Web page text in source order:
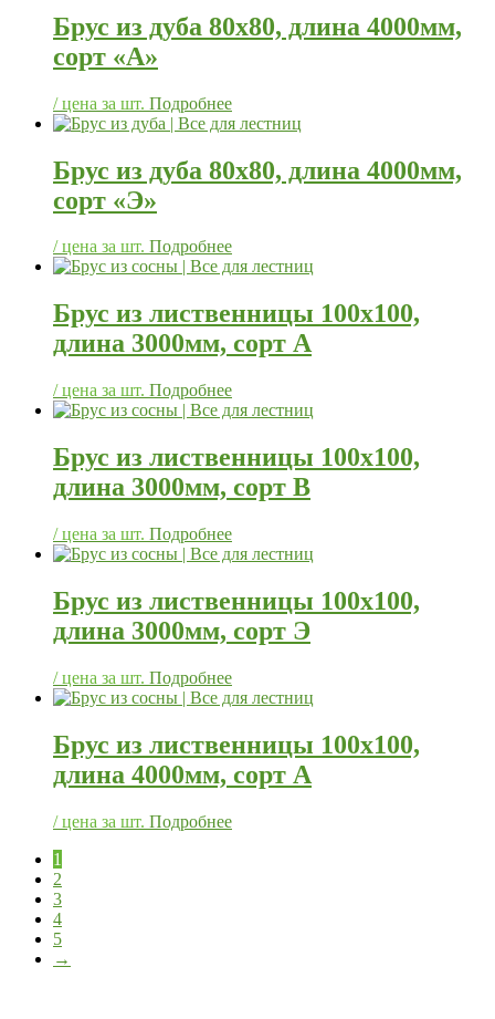
Брус из дуба 80х80, длина 4000мм,
сорт «А»
/ цена за шт. Подробнее
Брус из дуба 80х80, длина 4000мм,
сорт «Э»
/ цена за шт. Подробнее
Брус из лиственницы 100х100,
длина 3000мм, сорт А
/ цена за шт. Подробнее
Брус из лиственницы 100х100,
длина 3000мм, сорт В
/ цена за шт. Подробнее
Брус из лиственницы 100х100,
длина 3000мм, сорт Э
/ цена за шт. Подробнее
Брус из лиственницы 100х100,
длина 4000мм, сорт А
/ цена за шт. Подробнее
1
2
3
4
5
→